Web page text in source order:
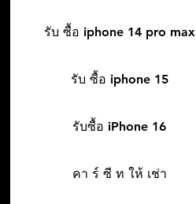
รับ ซื้อ iphone 14 pro max
รับ ซื้อ iphone 15
รับซื้อ iPhone 16
คา ร์ ซี ท ให้ เช่า